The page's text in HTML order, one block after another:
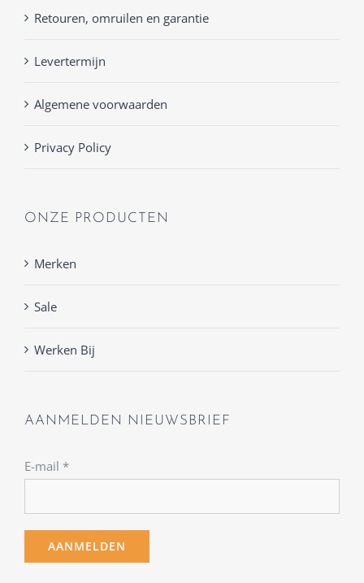
Retouren, omruilen en garantie
Levertermijn
Algemene voorwaarden
Privacy Policy
ONZE PRODUCTEN
Merken
Sale
Werken Bij
AANMELDEN NIEUWSBRIEF
E-mail *